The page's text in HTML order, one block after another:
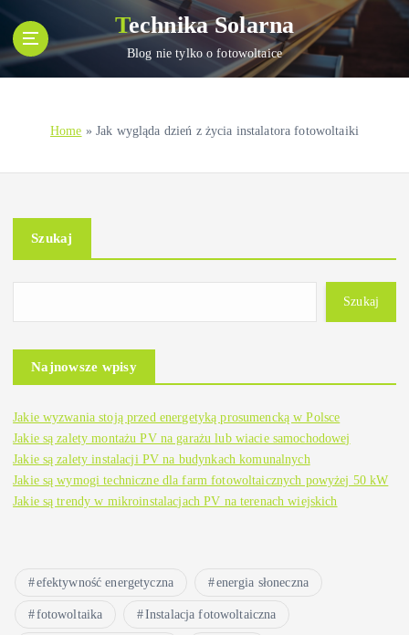
i
n
Technika Solarna
Blog nie tylko o fotowoltaice
Home » Jak wygląda dzień z życia instalatora fotowoltaiki
Szukaj
Szukaj
Najnowsze wpisy
Jakie wyzwania stoją przed energetyką prosumencką w Polsce
Jakie są zalety montażu PV na garażu lub wiacie samochodowej
Jakie są zalety instalacji PV na budynkach komunalnych
Jakie są wymogi techniczne dla farm fotowoltaicznych powyżej 50 kW
Jakie są trendy w mikroinstalacjach PV na terenach wiejskich
efektywność energetyczna energia słoneczna
fotowoltaika Instalacja fotowoltaiczna